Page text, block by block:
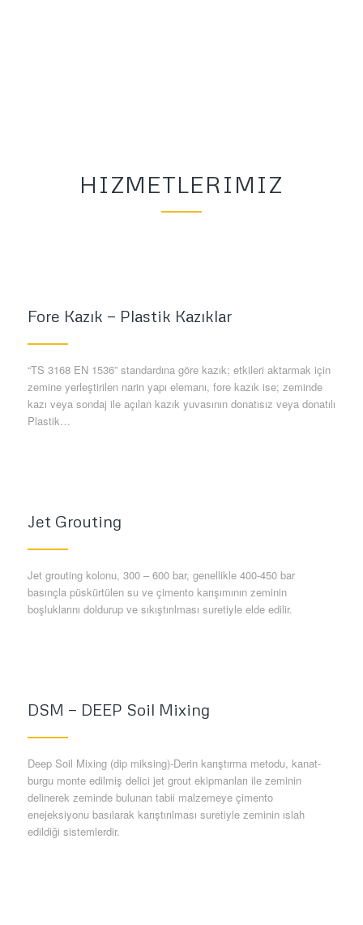
HIZMETLERIMIZ
Fore Kazık — Plastik Kazıklar
“TS 3168 EN 1536” standardına göre kazık; etkileri aktarmak için
zemine yerleştirilen narin yapı elemanı, fore kazık ise; zeminde
kazı veya sondaj ile açılan kazık yuvasının donatısız veya donatılı
Plastik…
Jet Grouting
Jet grouting kolonu, 300 – 600 bar, genellikle 400-450 bar
basınçla püskürtülen su ve çimento karışımının zeminin
boşluklarını doldurup ve sıkıştırılması suretiyle elde edilir.
DSM — DEEP Soil Mixing
Deep Soil Mixing (dip miksing)-Derin karıştırma metodu, kanat-
burgu monte edilmiş delici jet grout ekipmanları ile zeminin
delinerek zeminde bulunan tabii malzemeye çimento
enejeksiyonu basılarak karıştırılması suretiyle zeminin ıslah
edildiği sistemlerdir.